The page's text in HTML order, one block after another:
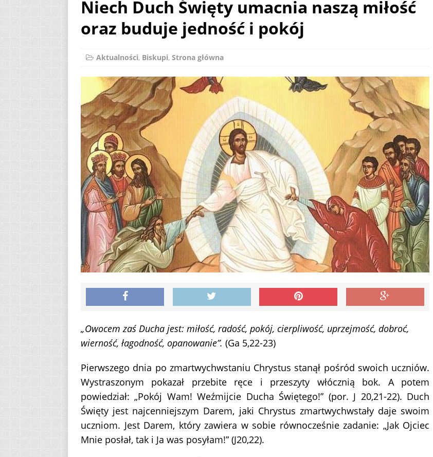
[ 2 sierpnia 2026 ]
XXX Międzynarodowy Festiwal Organowy Lublin – Czuby: 2026-08-
12
AKTUALNOŚCI
Niech Duch Święty umacnia naszą miłość
oraz buduje jedność i pokój
Aktualności, Biskupi, Strona główna
„Owocem zaś Ducha jest: miłość, radość, pokój, cierpliwość, uprzejmość, dobroć,
wierność, łagodność, opanowanie”. (Ga 5,22-23)
Pierwszego dnia po zmartwychwstaniu Chrystus stanął pośród swoich uczniów.
Wystraszonym pokazał przebite ręce i przeszyty włócznią bok. A potem
powiedział: „Pokój Wam! Weźmijcie Ducha Świętego!” (por. J 20,21-22). Duch
Święty jest najcenniejszym Darem, jaki Chrystus zmartwychwstały daje swoim
uczniom. Jest Darem, który zawiera w sobie równocześnie zadanie: „Jak Ojciec
Mnie posłał, tak i Ja was posyłam!” (J20,22).